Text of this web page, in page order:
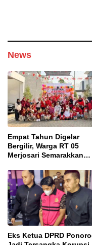
News
Empat Tahun Digelar
Bergilir, Warga RT 05
Merjosari Semarakkan
Kemerdekaan
Eks Ketua DPRD